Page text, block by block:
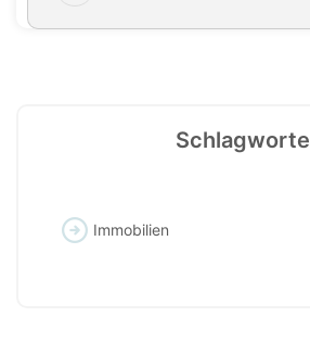
Schlagworte
Immobilien